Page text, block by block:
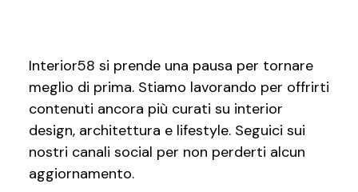
Interior58 si prende una pausa per tornare
meglio di prima. Stiamo lavorando per offrirti
contenuti ancora più curati su interior
design, architettura e lifestyle. Seguici sui
nostri canali social per non perderti alcun
aggiornamento.